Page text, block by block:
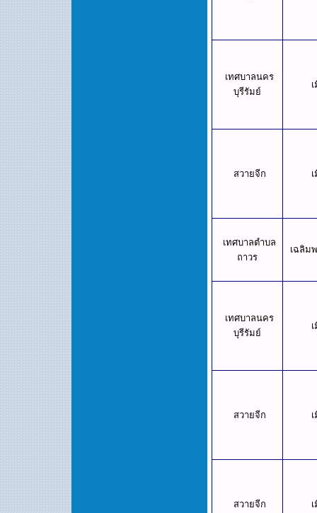
เทศบาลนคร
บุรีรัมย์
สวายจีก
เทศบาลตำบล
ถาวร
เฉลิม
เทศบาลนคร
บุรีรัมย์
สวายจีก
สวายจีก